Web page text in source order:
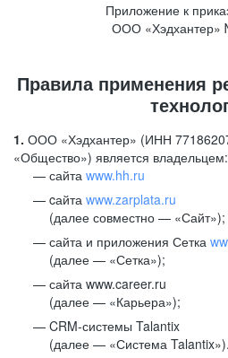
Приложение к
ООО «Хэдхантер»
Правила применения
1. ООО «Хэдхантер» (ИНН
«Общество») является владельцем:
сайта www.hh.ru
cайта www.zarplata.ru
(далее совместно — «Сайт»);
сайта и приложения Сетка
(далее — «Сетка»);
сайта www.career.ru
(далее — «Карьера»);
CRM-системы Talantix
(далее — «Система Talantix»).